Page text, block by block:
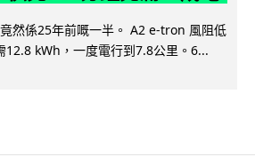
然係25年前嘅一半。 A2 e-tron 風阻低
12.8 kWh，一度電行到7.8公里。6...